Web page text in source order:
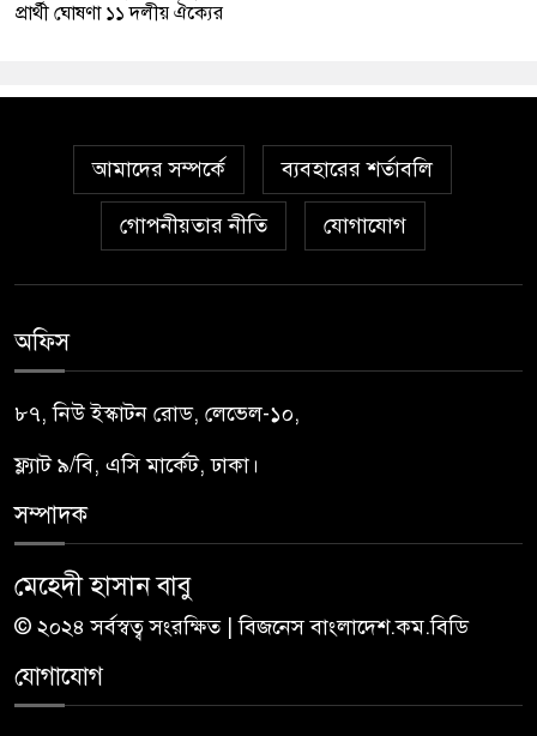
প্রার্থী ঘোষণা ১১ দলীয় ঐক্যের
আমাদের সম্পর্কে ব্যবহারের শর্তাবলি
গোপনীয়তার নীতি যোগাযোগ
অফিস
৮৭, নিউ ইস্কাটন রোড, লেভেল-১০,
ফ্ল্যাট ৯/বি, এসি মার্কেট, ঢাকা।
সম্পাদক
মেহেদী হাসান বাবু
© ২০২৪ সর্বস্বত্ব সংরক্ষিত | বিজনেস বাংলাদেশ.কম.বিডি
যোগাযোগ